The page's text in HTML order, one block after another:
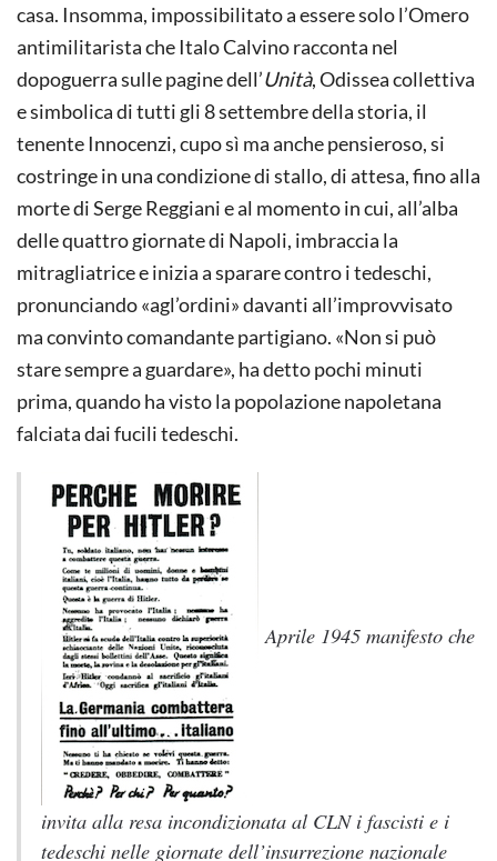
casa. Insomma, impossibilitato a essere solo l’Omero
antimilitarista che Italo Calvino racconta nel
dopoguerra sulle pagine dell’Unità, Odissea collettiva
e simbolica di tutti gli 8 settembre della storia, il
tenente Innocenzi, cupo sì ma anche pensieroso, si
costringe in una condizione di stallo, di attesa, fino alla
morte di Serge Reggiani e al momento in cui, all’alba
delle quattro giornate di Napoli, imbraccia la
mitragliatrice e inizia a sparare contro i tedeschi,
pronunciando «agl’ordini» davanti all’improvvisato
ma convinto comandante partigiano. «Non si può
stare sempre a guardare», ha detto pochi minuti
prima, quando ha visto la popolazione napoletana
falciata dai fucili tedeschi.
Aprile 1945 manifesto che
invita alla resa incondizionata al CLN i fascisti e i
tedeschi nelle giornate dell’insurrezione nazionale